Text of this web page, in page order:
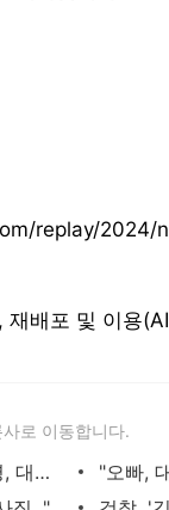
replay/2024/
배포 및 이용(AI
로 이동합니다.
'전신 탈의' 악성민원인에 공무원이 사직‥"기관이 적극 조치해야"
눈물